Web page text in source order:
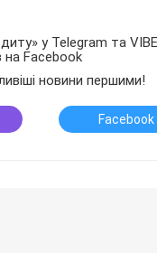
у Telegram та
на Facebook
новини першими!
Facebook